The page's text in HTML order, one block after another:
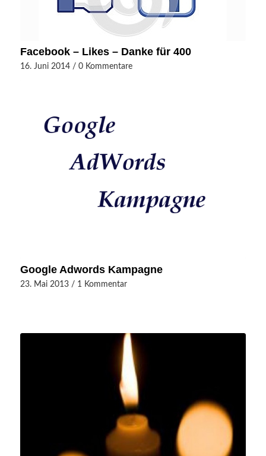
Facebook – Likes – Danke für 400
16. Juni 2014 / 0 Kommentare
Google Adwords Kampagne
23. Mai 2013 / 1 Kommentar